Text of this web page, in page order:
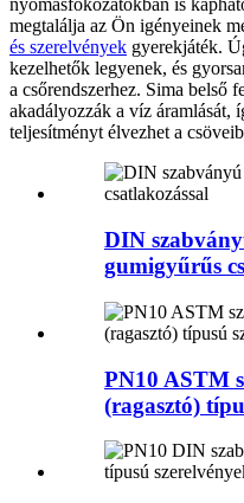
nyomásfokozatokban is
megtalálja az Ön igényeinek
és szerelvények gyerekjáték.
kezelhetők legyenek, és
a csőrendszerhez. Sima belső
akadályozzák a víz áramlását,
teljesítményt élvezhet a
DIN
gumigyűrűs
PN10 ASTM
(ragasztó)